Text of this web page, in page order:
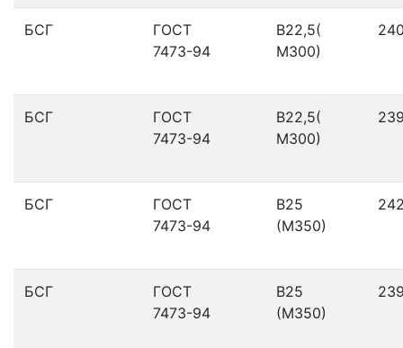
БСГ
ГОСТ
7473-94
В22,5(
М300)
БСГ
ГОСТ
7473-94
В22,5(
М300)
БСГ
ГОСТ
7473-94
В25
(М350)
БСГ
ГОСТ
7473-94
В25
(М350)